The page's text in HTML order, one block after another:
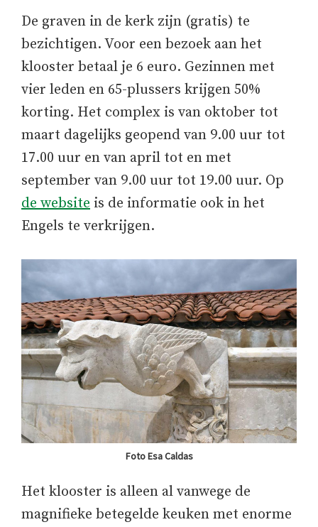
De graven in de kerk zijn (gratis) te
bezichtigen. Voor een bezoek aan het
klooster betaal je 6 euro. Gezinnen met
vier leden en 65-plussers krijgen 50%
korting. Het complex is van oktober tot
maart dagelijks geopend van 9.00 uur tot
17.00 uur en van april tot en met
september van 9.00 uur tot 19.00 uur. Op
de website is de informatie ook in het
Engels te verkrijgen.
Foto Esa Caldas
Het klooster is alleen al vanwege de
magnifieke betegelde keuken met enorme